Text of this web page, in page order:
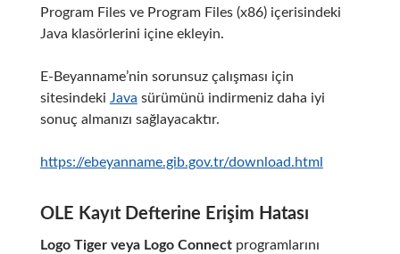
Program Files ve Program Files (x86) içerisindeki
Java klasörlerini içine ekleyin.
E-Beyanname’nin sorunsuz çalışması için
sitesindeki Java sürümünü indirmeniz daha iyi
sonuç almanızı sağlayacaktır.
https://ebeyanname.gib.gov.tr/download.html
OLE Kayıt Defterine Erişim Hatası
Logo Tiger veya Logo Connect programlarını